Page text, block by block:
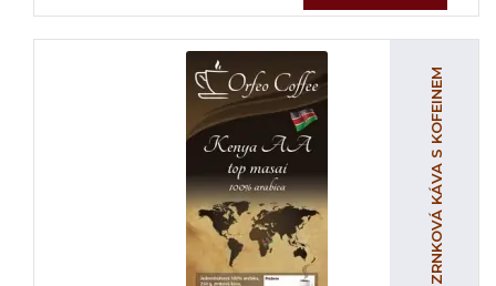
ZRNKOVÁ KÁVA S KOFEINEM